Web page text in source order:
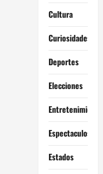
Cultura
Curiosidades
Deportes
Elecciones
Entretenimiento
Espectaculos
Estados